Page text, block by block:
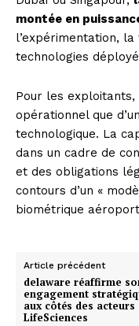
montée en
l’expérimentation,
technologies
Pour les exploitants,
opérationnel que
technologique. La
dans un cadre de
et des obligations
contours d’un «
biométrique
Article précédent
delaware réaffirme
engagement
aux côtés des acteurs
LifeSciences